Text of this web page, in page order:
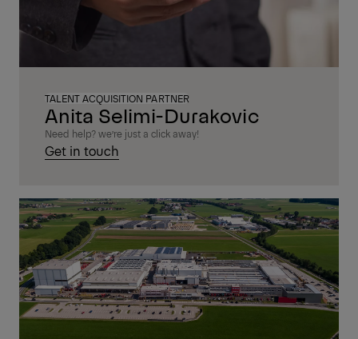
Anita Selimi-Durakovic
TALENT ACQUISITION PARTNER
Need help? we’re just a click away!
Get in touch